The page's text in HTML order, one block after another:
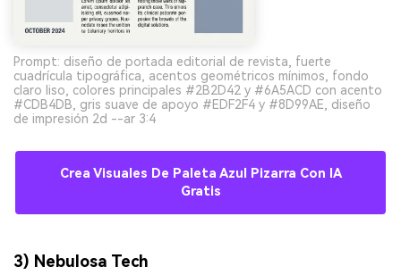
Prompt: diseño de portada editorial de revista, fuerte
cuadrícula tipográfica, acentos geométricos mínimos, fondo
claro liso, colores principales #2B2D42 y #6A5ACD con acento
#CDB4DB, gris suave de apoyo #EDF2F4 y #8D99AE, diseño
de impresión 2d --ar 3:4
Crea Visuales De Paleta Azul Pizarra Con IA
Gratis
3) Nebulosa Tech